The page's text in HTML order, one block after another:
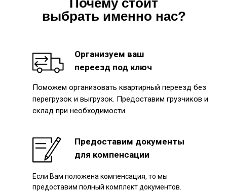
Почему стоит
выбрать именно нас?
Организуем ваш
переезд под ключ
Предоставим документы
для компенсации
Поможем организовать квартирный переезд без
перегрузок и выгрузок. Предоставим грузчиков и
склад при необходимости.
Если Вам положена компенсация, то мы
предоставим полный комплект документов.